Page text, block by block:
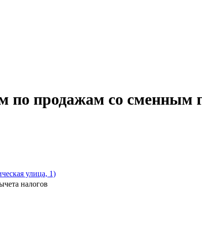
по продажам со сменным
улица, 1)
налогов